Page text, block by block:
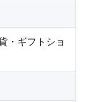
ギフトショ